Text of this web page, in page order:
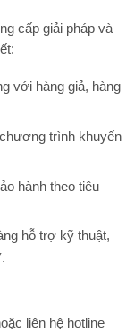
cấp giải pháp và
với hàng giả, hàng
trình khuyến
hành theo tiêu
hỗ trợ kỹ thuật,
liên hệ hotline